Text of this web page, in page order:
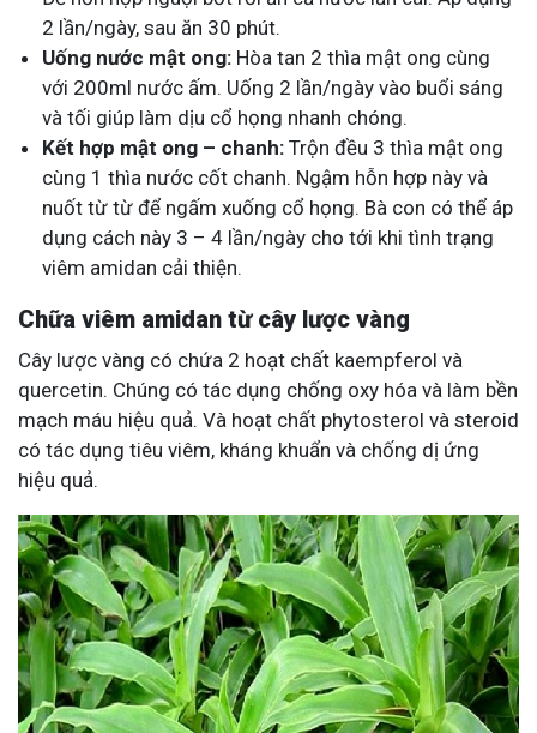
2 lần/ngày, sau ăn 30 phút.
Uống nước mật ong: Hòa tan 2 thìa mật ong cùng
với 200ml nước ấm. Uống 2 lần/ngày vào buổi sáng
và tối giúp làm dịu cổ họng nhanh chóng.
Kết hợp mật ong – chanh: Trộn đều 3 thìa mật ong
cùng 1 thìa nước cốt chanh. Ngậm hỗn hợp này và
nuốt từ từ để ngấm xuống cổ họng. Bà con có thể áp
dụng cách này 3 – 4 lần/ngày cho tới khi tình trạng
viêm amidan cải thiện.
Chữa viêm amidan từ cây lược vàng
Cây lược vàng có chứa 2 hoạt chất kaempferol và
quercetin. Chúng có tác dụng chống oxy hóa và làm bền
mạch máu hiệu quả. Và hoạt chất phytosterol và steroid
có tác dụng tiêu viêm, kháng khuẩn và chống dị ứng
hiệu quả.